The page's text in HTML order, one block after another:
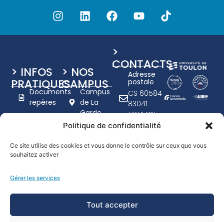
Politique de confidentialité
Ce site utilise des cookies et vous donne le contrôle sur ceux que vous
souhaitez activer
Gérer les services
Tout accepter
>
CONTACTS
Adresse
postale
CS 60584
83041
TOULON
CEDEX 9
94 14 20
Formulaire
de
contact
> NOS
CAMPUS
Campus
de La
Garde
Campus
- Porte
Draguignan
> INFOS
PRATIQUES
Documents
repères
graphique
Nous
Handicap